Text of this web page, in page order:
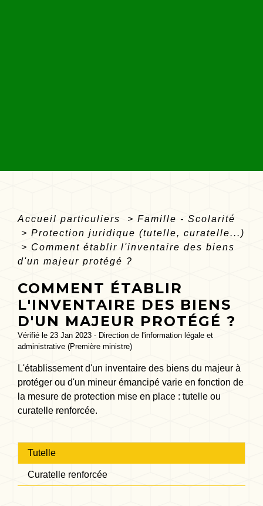
Accueil particuliers > Famille - Scolarité
> Protection juridique (tutelle, curatelle...)
> Comment établir l'inventaire des biens
d'un majeur protégé ?
COMMENT ÉTABLIR
L'INVENTAIRE DES BIENS
D'UN MAJEUR PROTÉGÉ ?
Vérifié le 23 Jan 2023 - Direction de l'information légale et
administrative (Première ministre)
L'établissement d'un inventaire des biens du majeur à
protéger ou d'un mineur émancipé varie en fonction de
la mesure de protection mise en place : tutelle ou
curatelle renforcée.
Tutelle
Curatelle renforcée